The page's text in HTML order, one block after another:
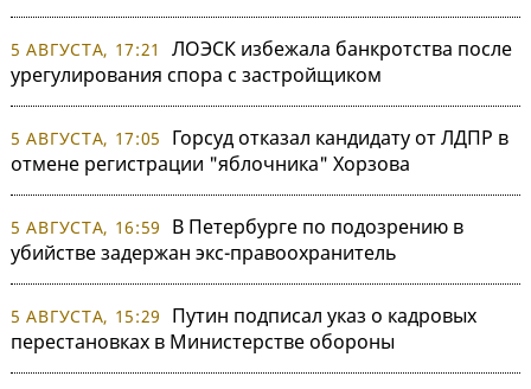
5 АВГУСТА, 17:21
ЛОЭСК избежала банкротства после
урегулирования спора с застройщиком
5 АВГУСТА, 17:05
Горсуд отказал кандидату от ЛДПР в
отмене регистрации "яблочника" Хорзова
5 АВГУСТА, 16:59
В Петербурге по подозрению в
убийстве задержан экс-правоохранитель
5 АВГУСТА, 15:29
Путин подписал указ о кадровых
перестановках в Министерстве обороны